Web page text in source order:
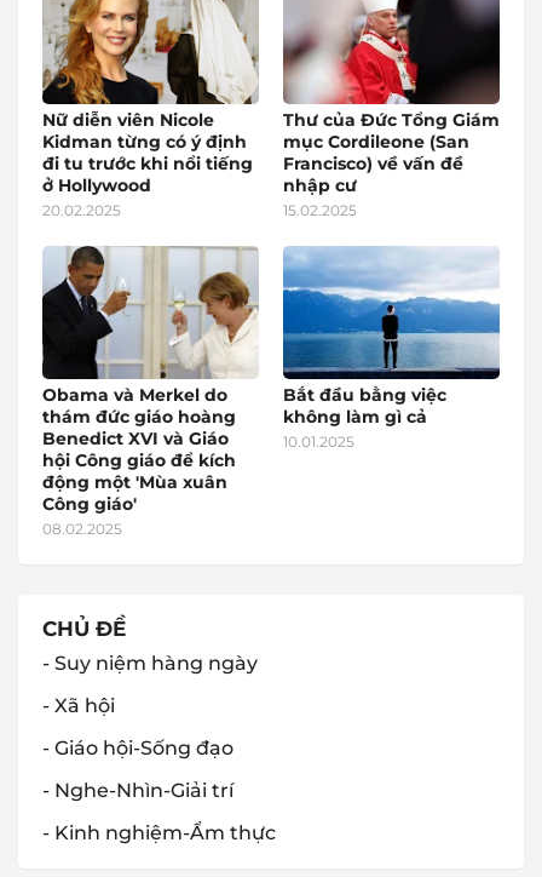
Nữ diễn viên Nicole
Kidman từng có ý định
đi tu trước khi nổi tiếng
ở Hollywood
20.02.2025
Thư của Đức Tổng Giám
mục Cordileone (San
Francisco) về vấn đề
nhập cư
15.02.2025
Obama và Merkel do
thám đức giáo hoàng
Benedict XVI và Giáo
hội Công giáo để kích
động một 'Mùa xuân
Công giáo'
08.02.2025
Bắt đầu bằng việc
không làm gì cả
10.01.2025
CHỦ ĐỀ
- Suy niệm hàng ngày
- Xã hội
- Giáo hội-Sống đạo
- Nghe-Nhìn-Giải trí
- Kinh nghiệm-Ẩm thực